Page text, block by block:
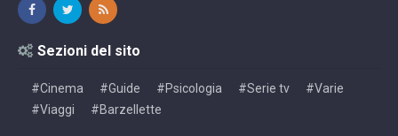
Sezioni del sito
#Cinema #Guide #Psicologia #Serie tv
#Varie
#Viaggi
#Barzellette